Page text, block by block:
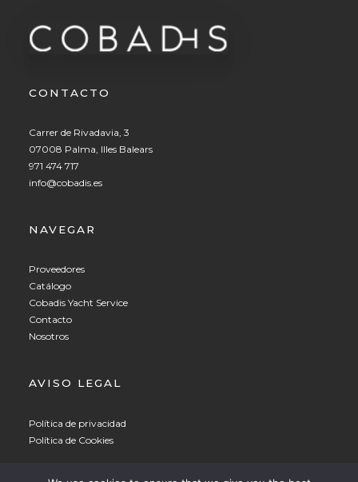
CONTACTO
Carrer de Rivadavia, 3
07008 Palma, Illes Balears
971 474 717
info@cobadis.es
NAVEGAR
Proveedores
Catálogo
Cobadis Yacht Service
Contacto
Nosotros
AVISO LEGAL
Política de privacidad
Política de Cookies